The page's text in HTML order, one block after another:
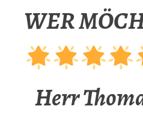
WER
Herr